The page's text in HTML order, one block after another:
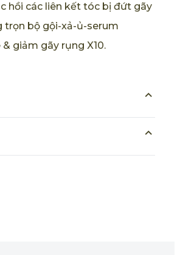
hồi các liên kết tóc bị đứt gãy
trọn bộ gội-xả-ủ-serum
giảm gãy rụng X10.